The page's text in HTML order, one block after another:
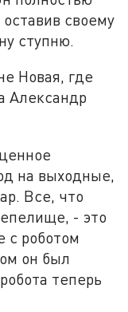
своему
ступню.
Новая, где
Александр
на выходные,
Все, что
- это
с роботом
он был
теперь